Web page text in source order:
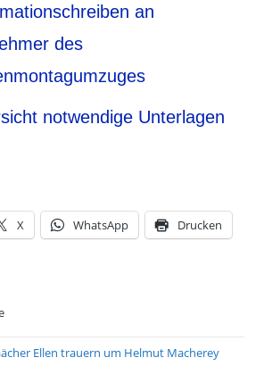
an
des
notwendige Unterlagen
X WhatsApp Drucken
Ellen trauern um Helmut Macherey